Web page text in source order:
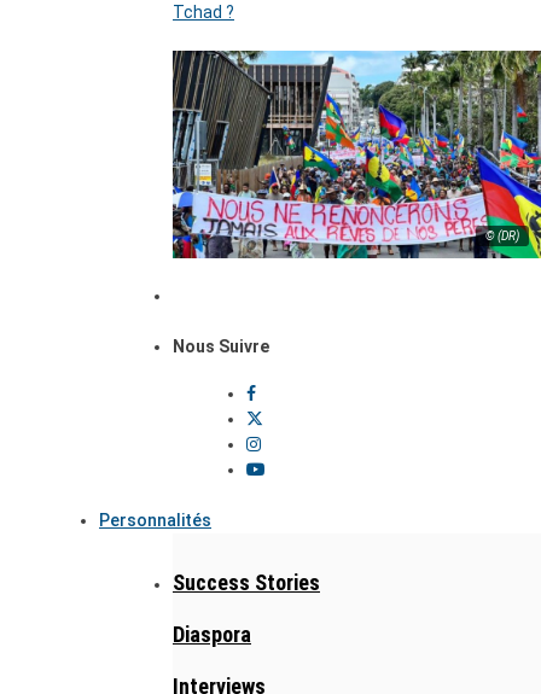
Tchad ?
© (DR)
Nous Suivre
Personnalités
Success Stories
Diaspora
Interviews